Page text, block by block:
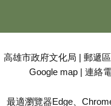
高雄市政府文化局 | 郵遞
Google map | 連絡
最適瀏覽器Edge、